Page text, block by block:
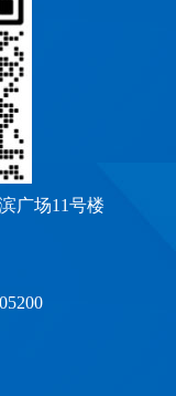
广场11号楼